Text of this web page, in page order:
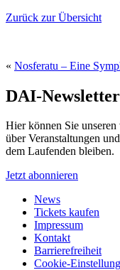
Zurück zur Übersicht
« Nosferatu – Eine
DAI-Newsletter
Hier können Sie
über Veranstaltungen
dem Laufenden bleiben.
Jetzt abonnieren
News
Tickets kaufen
Impressum
Kontakt
Barrierefreiheit
Cookie-